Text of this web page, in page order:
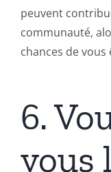
peuvent
communauté,
chances de vous
6.
vous